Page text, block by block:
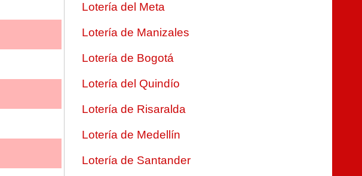
Lotería del Meta
Lotería de Manizales
Lotería de Bogotá
Lotería del Quindío
Lotería de Risaralda
Lotería de Medellín
Lotería de Santander